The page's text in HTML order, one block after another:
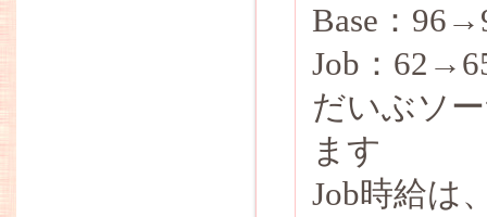
Base：
Job：
だいぶソ
ます
Job時給は